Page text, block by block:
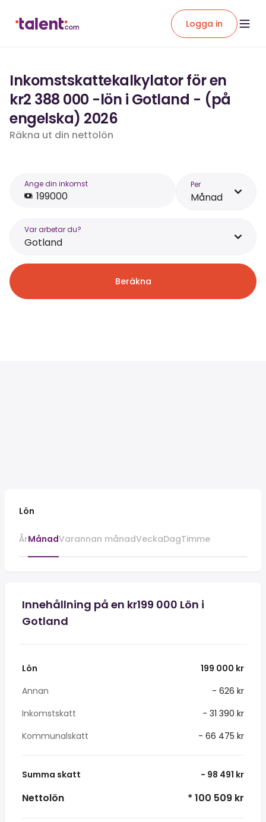
Logga in
Inkomstskattekalkylator för en
kr2 388 000 -lön i Gotland - (på
engelska) 2026
Räkna ut din nettolön
Ange din inkomst Per
Månad
Var arbetar du?
Gotland
Beräkna
Lön
ÅrMånadVarannan månadVeckaDagTimme
Innehållning på en kr199 000 Lön i
Gotland
Lön
199 000 kr
Annan
- 626 kr
Inkomstskatt
- 31 390 kr
Kommunalskatt
- 66 475 kr
Summa skatt - 98 491 kr
Nettolön * 100 509 kr